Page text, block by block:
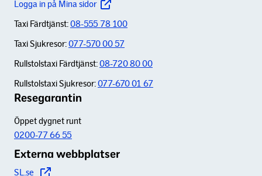
Logga in på Mina sidor
Taxi Färdtjänst:08-555 78 100
Taxi Sjukresor:077-570 00 57
Rullstolstaxi Färdtjänst:08-720 80 00
Rullstolstaxi Sjukresor:077-670 01 67
Resegarantin
Öppet dygnet runt
0200-77 66 55
Externa webbplatser
SL.se